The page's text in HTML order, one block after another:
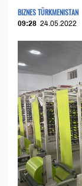
BIZNES TÜRKMENISTAN
09:28 24.05.2022